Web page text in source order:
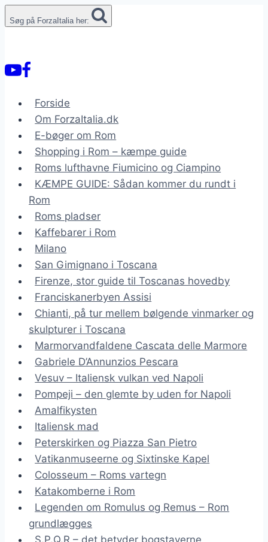
til
Søg på ForzaItalia her:
Forside
Om ForzaItalia.dk
E-bøger om Rom
Shopping i Rom – kæmpe guide
Roms lufthavne Fiumicino og Ciampino
KÆMPE GUIDE: Sådan kommer du rundt i
Rom
Roms pladser
Kaffebarer i Rom
Milano
San Gimignano i Toscana
Firenze, stor guide til Toscanas hovedby
Franciskanerbyen Assisi
Chianti, på tur mellem bølgende vinmarker og
skulpturer i Toscana
Marmorvandfaldene Cascata delle Marmore
Gabriele D’Annunzios Pescara
Vesuv – Italiensk vulkan ved Napoli
Pompeji – den glemte by uden for Napoli
Amalfikysten
Italiensk mad
Peterskirken og Piazza San Pietro
Vatikanmuseerne og Sixtinske Kapel
Colosseum – Roms vartegn
Katakomberne i Rom
Legenden om Romulus og Remus – Rom
grundlægges
S.P.Q.R – det betyder bogstaverne